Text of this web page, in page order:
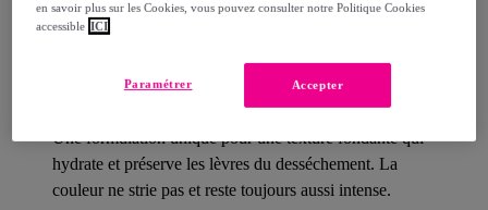
voluptueuse qui gorge vos lèvres d’hydratation et les
préserve du desséchement. Une palette de couleurs
Une formulation unique pour une texture fondante qui
hydrate et préserve les lèvres du desséchement. La
couleur ne strie pas et reste toujours aussi intense.
en savoir plus sur les Cookies, vous pouvez consulter notre Politique Cookies
accessible ICI
Accepter
Paramétrer